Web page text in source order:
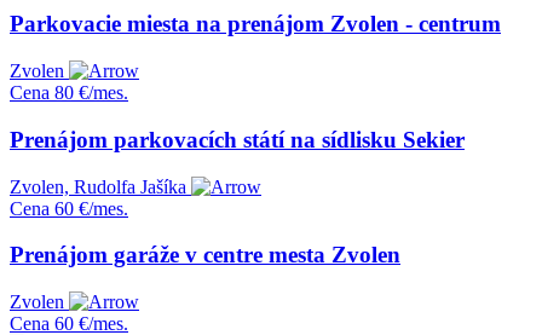
Parkovacie miesta na prenájom Zvolen - centrum
Zvolen
Cena 80 €/mes.
Prenájom parkovacích státí na sídlisku Sekier
Zvolen, Rudolfa Jašíka
Cena 60 €/mes.
Prenájom garáže v centre mesta Zvolen
Zvolen
Cena 60 €/mes.